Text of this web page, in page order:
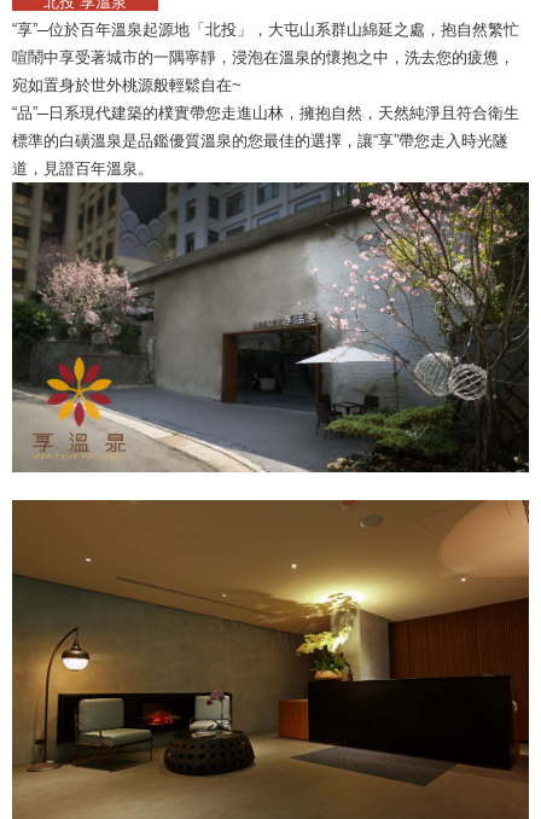
“享”─位於百年溫泉起源地「北投」，大屯山系群山綿延之處，抱自然繁忙
喧鬧中享受著城市的一隅寧靜，浸泡在溫泉的懷抱之中，洗去您的疲憊，
宛如置身於世外桃源般輕鬆自在~
“品”─日系現代建築的樸實帶您走進山林，擁抱自然，天然純淨且符合衛生
標準的白磺溫泉是品鑑優質溫泉的您最佳的選擇，讓“享”帶您走入時光隧
道，見證百年溫泉。